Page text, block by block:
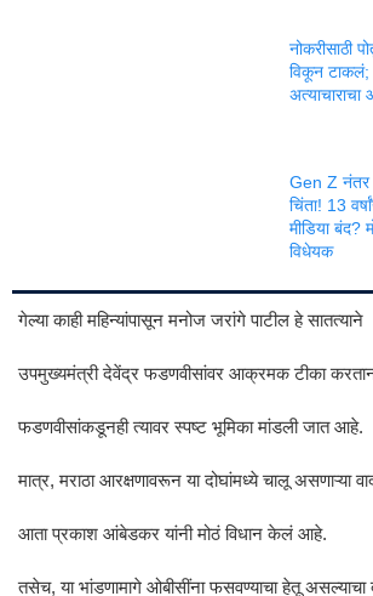
नोकरीसाठी
विकून टाकलं;
अत्याचाराचा
Gen Z नंतर
चिंता! 13
मीडिया बंद?
विधेयक
गेल्या काही महिन्यांपासून मनोज जरांगे पाटील हे सातत्याने
उपमुख्यमंत्री देवेंद्र फडणवीसांवर आक्रमक टीका
फडणवीसांकडूनही त्यावर स्पष्ट भूमिका मांडली जात आहे.
मात्र, मराठा आरक्षणावरून या दोघांमध्ये चालू असणाऱ्या
आता प्रकाश आंबेडकर यांनी मोठं विधान केलं आहे.
तसेच, या भांडणामागे ओबीसींना फसवण्याचा हेतू असल्याचा